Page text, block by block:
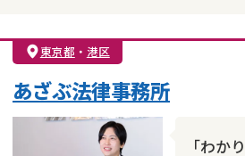
東京都 ・ 港区
「わか
あざぶ法律事務所